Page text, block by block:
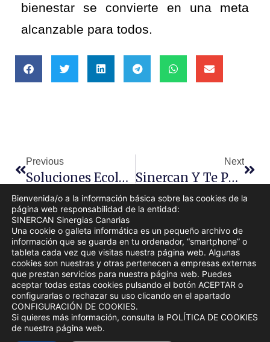
bienestar se convierte en una meta
alcanzable para todos.
Previous
Soluciones Ecológicas: Reducir La Cal Sin Dañar El Medio Ambiente
Next
Sinercan Y Te Puedo Ayudar: Unidos Para Impulsar El Emprendimiento En Canarias
© 2024 Sinercan
P. de Privacidad
Bienvenida/o a la información básica sobre las cookies de la
página web responsabilidad de la entidad:
SINERCAN Sinergias Canarias
Una cookie o galleta informática es un pequeño archivo de
información que se guarda en tu ordenador, “smartphone” o
tableta cada vez que visitas nuestra página web. Algunas
cookies son nuestras y otras pertenecen a empresas externas
que prestan servicios para nuestra página web. Puedes
aceptar todas estas cookies pulsando el botón ACEPTAR o
configurarlas o rechazar su uso clicando en el apartado
CONFIGURACIÓN DE COOKIES.
Si quieres más información, consulta la POLÍTICA DE COOKIES
de nuestra página web.